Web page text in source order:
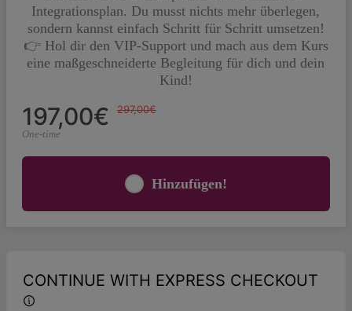
Integrationsplan. Du musst nichts mehr überlegen,
sondern kannst einfach Schritt für Schritt umsetzen!
👉 Hol dir den VIP-Support und mach aus dem Kurs
eine maßgeschneiderte Begleitung für dich und dein
Kind!
197,00€
One-time
297,00€
Hinzufügen!
CONTINUE WITH EXPRESS CHECKOUT